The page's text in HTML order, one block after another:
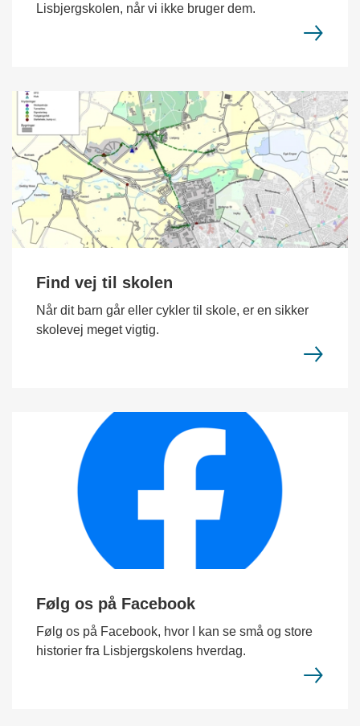
Lisbjergskolen, når vi ikke bruger dem.
Find vej til skolen
Når dit barn går eller cykler til skole, er en sikker
skolevej meget vigtig.
Følg os på Facebook
Følg os på Facebook, hvor I kan se små og store
historier fra Lisbjergskolens hverdag.